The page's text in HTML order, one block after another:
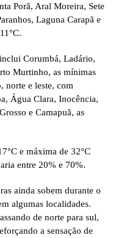
Porã, Aral Moreira, Sete
Laguna Carapã e
Corumbá, Ladário,
Murtinho, as mínimas
norte e leste, com
Água Clara, Inocência,
e Camapuã, as
e máxima de 32°C
entre 20% e 70%.
ainda sobem durante o
algumas localidades.
de norte para sul,
a sensação de